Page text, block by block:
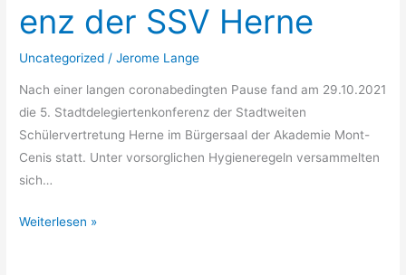
enz der SSV Herne
Uncategorized /Jerome Lange
Nach einer langen coronabedingten Pause fand am 29.10.2021
die 5. Stadtdelegiertenkonferenz der Stadtweiten
Schülervertretung Herne im Bürgersaal der Akademie Mont-
Cenis statt. Unter vorsorglichen Hygieneregeln versammelten
sich…
Weiterlesen »